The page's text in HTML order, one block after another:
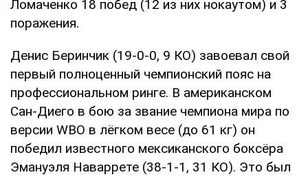
Ломаченко 18 побед (12 из них нокаутом) и 3
поражения.
Денис Беринчик (19-0-0, 9 КО) завоевал свой
первый полноценный чемпионский пояс на
профессиональном ринге. В американском
Сан-Диего в бою за звание чемпиона мира по
версии WBO в лёгком весе (до 61 кг) он
победил известного мексиканского боксёра
Эмануэля Наваррете (38-1-1, 31 КО). Это был